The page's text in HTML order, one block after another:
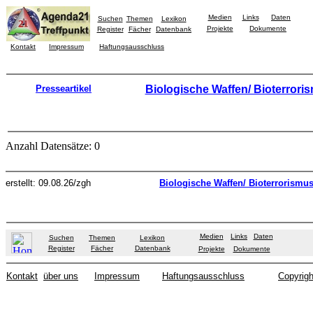
Suchen Themen
Lexikon
Register
Fächer Datenbank
Medien Links
Daten
Projekte
Dokumente
Kontakt Impressum Haftungsausschluss
Presseartikel Biologische Waffen/
Anzahl Datensätze: 0
erstellt: 09.08.26/zgh Biologische Waffen/ Bioterrorismus
Suchen Themen
Lexikon
Register
Fächer Datenbank
Medien Links
Daten
Projekte
Dokumente
Kontakt über uns Impressum Haftungsausschluss